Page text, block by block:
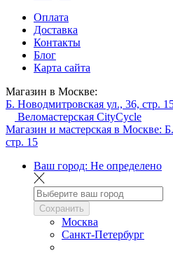
Оплата
Доставка
Контакты
Блог
Карта сайта
Магазин в Москве:
Б. Новодмитровская ул., 36, стр.
Веломастерская CityCycle
Магазин и мастерская в Москве:
стр. 15
Ваш город: Не определено
Сохранить
Москва
Санкт-Петербург